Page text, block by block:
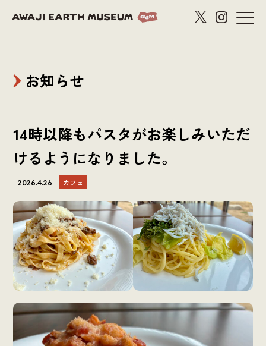
お知らせ
14時以降もパスタがお楽しみいただ
けるようになりました。
2026.4.26 カフェ